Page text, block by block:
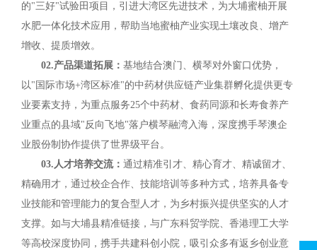
的"三好"试验田项目，引进大湾区先进技术，为大埔蜜柚开展
水肥一体化技术应用，帮助当地蜜柚产业实现土壤改良、增产
增收、提质增效。
02.产品渠道拓展： 基地结合澳门、横琴对外窗口优势，
以"国际市场+湾区标准"的中药材供应链产业集群孵化提供更专
业要素支持，为重点服务25个中药材、食药同源和长寿食养产
业重点的县域"反向飞地"落户横琴融湾入海，深度携手琴澳企
业股份制协作提供了世界级平台。
03.人才培养交流： 通过精准引才、精心育才、精诚留才、
精确用才，通过校企合作、技能培训等多种方式，培养具备专
业技能和管理能力的复合型人才，为乡村振兴提供坚实的人才
支撑。如与大埔县精准链接，与广东科贸学院、香港理工大学
等高校深度协同，携手共建科创小院，吸引众多有返乡创业意